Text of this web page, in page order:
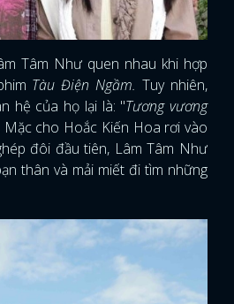
Tâm Như quen nhau khi hợp
Tàu Điện Ngầm. Tuy nhiên,
hệ của họ lại là: "Tương vương
Mặc cho Hoắc Kiến Hoa rơi vào
đôi đầu tiên, Lâm Tâm Như
thân và mải miết đi tìm những